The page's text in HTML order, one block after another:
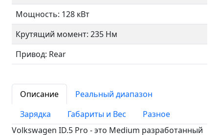
Мощность: 128 кВт
Крутящий момент: 235 Нм
Привод: Rear
Описание
Реальный диапазон
Зарядка
Габариты и Вес
Разное
Volkswagen ID.5 Pro - это Medium разработанный